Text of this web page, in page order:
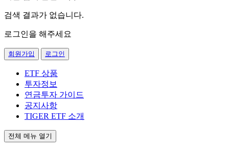
검색 결과가 없습니다.
로그인을 해주세요
회원가입 로그인
ETF 상품
투자정보
연금투자 가이드
공지사항
TIGER ETF 소개
전체 메뉴 열기